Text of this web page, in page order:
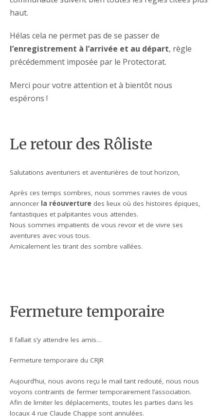
haut.
Hélas cela ne permet pas de se passer de
l’enregistrement à l’arrivée et au départ, règle
précédemment imposée par le Protectorat.
Merci pour votre attention et à bientôt nous
espérons !
Le retour des Rôliste
Salutations aventuriers et aventurières de tout horizon,
Après ces temps sombres, nous sommes ravies de vous
annoncer la réouverture des lieux où des histoires épiques,
fantastiques et palpitantes vous attendes.
Nous sommes impatients de vous revoir et de vivre ses
aventures avec vous tous.
Amicalement les tirant des sombre vallées.
Fermeture temporaire
Il fallait s’y attendre les amis…
Fermeture temporaire du CRJR
Aujourd’hui, nous avons reçu le mail tant redouté, nous nous
voyons contraints de fermer temporairement l’association.
Afin de limiter les déplacements, toutes les parties dans les
locaux 4 rue Claude Chappe sont annulées.